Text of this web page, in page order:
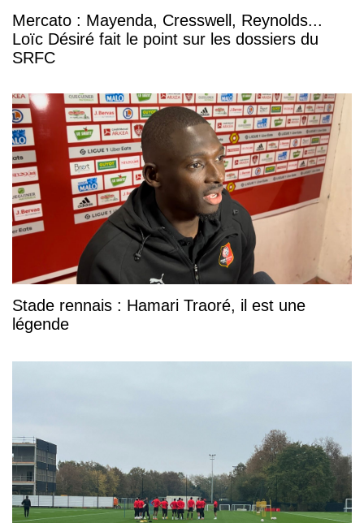
Mercato : Mayenda, Cresswell, Reynolds...
Loïc Désiré fait le point sur les dossiers du
SRFC
Stade rennais : Hamari Traoré, il est une
légende